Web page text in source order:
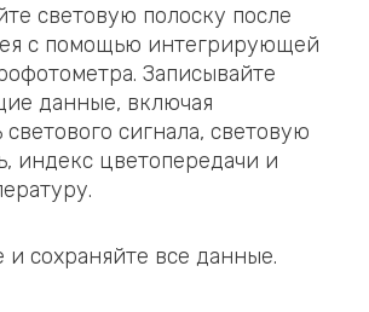
световую полоску после
с помощью интегрирующей
Записывайте
данные, включая
сигнала, световую
индекс цветопередачи и
и сохраняйте все данные.